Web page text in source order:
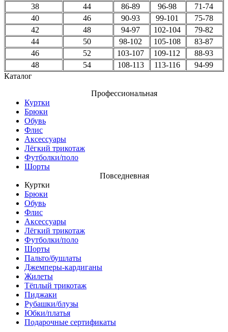
38
44 86-89 96-98
71-74
40
46 90-93 99-101
75-78
42
48 94-97 102-104
79-82
44
50 98-102 105-108
83-87
46
52 103-107 109-112
88-93
48
54 108-113 113-116
94-99
Каталог
Профессиональная
Куртки
Брюки
Обувь
Флис
Аксессуары
Лёгкий трикотаж
Футболки/поло
Шорты
Повседневная
Куртки
Брюки
Обувь
Флис
Аксессуары
Лёгкий трикотаж
Футболки/поло
Шорты
Пальто/бушлаты
Джемперы-кардиганы
Жилеты
Тёплый трикотаж
Пиджаки
Рубашки/блузы
Юбки/платья
Подарочные сертификаты